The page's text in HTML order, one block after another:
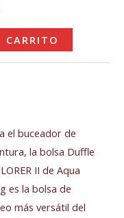
el buceador de
la bolsa Duffle
II de Aqua
es la bolsa de
más versátil del